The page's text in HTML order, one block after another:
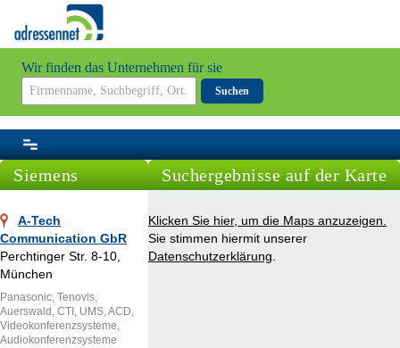
Wir finden das Unternehmen für sie
Suchen
Siemens
A-Tech
Communication GbR
Perchtinger Str. 8-10,
München
Panasonic, Tenovis,
Auerswald, CTI, UMS, ACD,
Videokonferenzsysteme,
Audiokonferenzsysteme
Suchergebnisse auf der Karte
Klicken Sie hier, um die Maps anzuzeigen.
Sie stimmen hiermit unserer
Datenschutzerklärung